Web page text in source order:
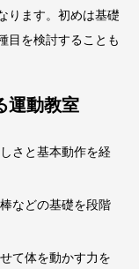
ります。初めは基礎
目を検討することも
運動教室
さと基本動作を経
などの基礎を段階
て体を動かす力を